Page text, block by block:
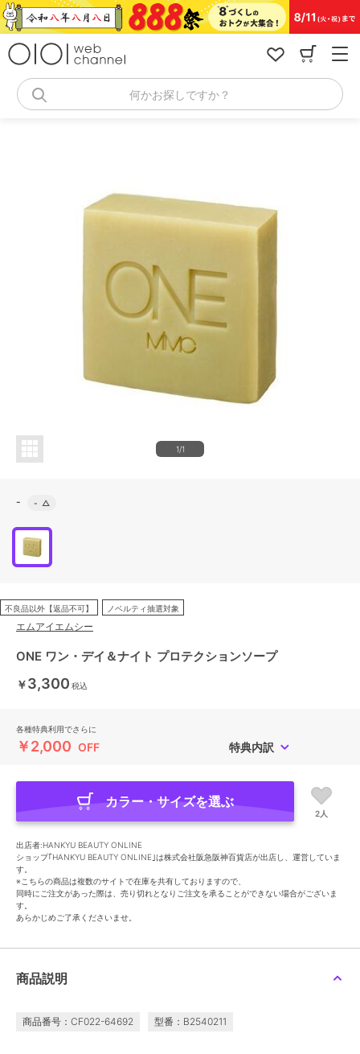
コ
ン
何かお探しですか？
1/1
- - △
不良品以外【返品不可】 ノベルティ抽選対象
エムアイエムシー
ONE ワン・デイ＆ナイト プロテクションソープ
￥3,300 税込
各種特典利用でさらに
￥2,000 OFF 特典内訳
カラー・サイズを選ぶ
2人
出店者:HANKYU BEAUTY ONLINE
ショップ｢HANKYU BEAUTY ONLINE｣は株式会社阪急阪神百貨店が出店し、運営していま
す。
※こちらの商品は複数のサイトで在庫を共有しておりますので、
同時にご注文があった際は、売り切れとなりご注文を承ることができない場合がございま
す。
あらかじめご了承くださいませ。
商品説明
商品番号：CF022-64692 型番：B2540211